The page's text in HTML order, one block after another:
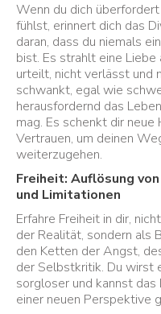
Wenn du dich
fühlst, erinnert dich das
daran, dass du niemals
bist. Es strahlt eine Liebe
urteilt, nicht verlässt und
schwankt, egal wie
herausfordernd das
mag. Es schenkt dir neue
Vertrauen, um deinen
weiterzugehen.
Freiheit: Auflösung
und Limitationen
Erfahre Freiheit in dir,
der Realität, sondern als
den Ketten der Angst,
der Selbstkritik. Du wirst
sorgloser und kannst das
einer neuen Perspektive